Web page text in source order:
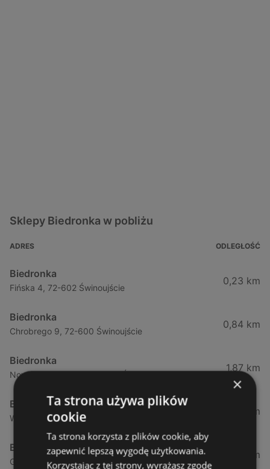
Sklepy Biedronka w pobliżu
ADRES ODLEGŁOŚĆ
Biedronka
Fińska 4, 72-602 Świnoujście
0,23 km
Biedronka
Chrobrego 9, 72-600 Świnoujście
0,84 km
Biedronka
Nowokarsiborska 2, 72-600 Świnoujście
1,87 km
Biedronka
Wojska Polskiego 16a, 72-600 Świnoujście
2,77 km
Biedronka
Gryfa Pomorskiego, 72-500 Międzyzdroje
12,39 km
×
Ta strona używa plików
cookie
Ta strona korzysta z plików cookie, aby
zapewnić lepszą wygodę użytkowania.
Korzystając z tej strony, wyrażasz zgodę